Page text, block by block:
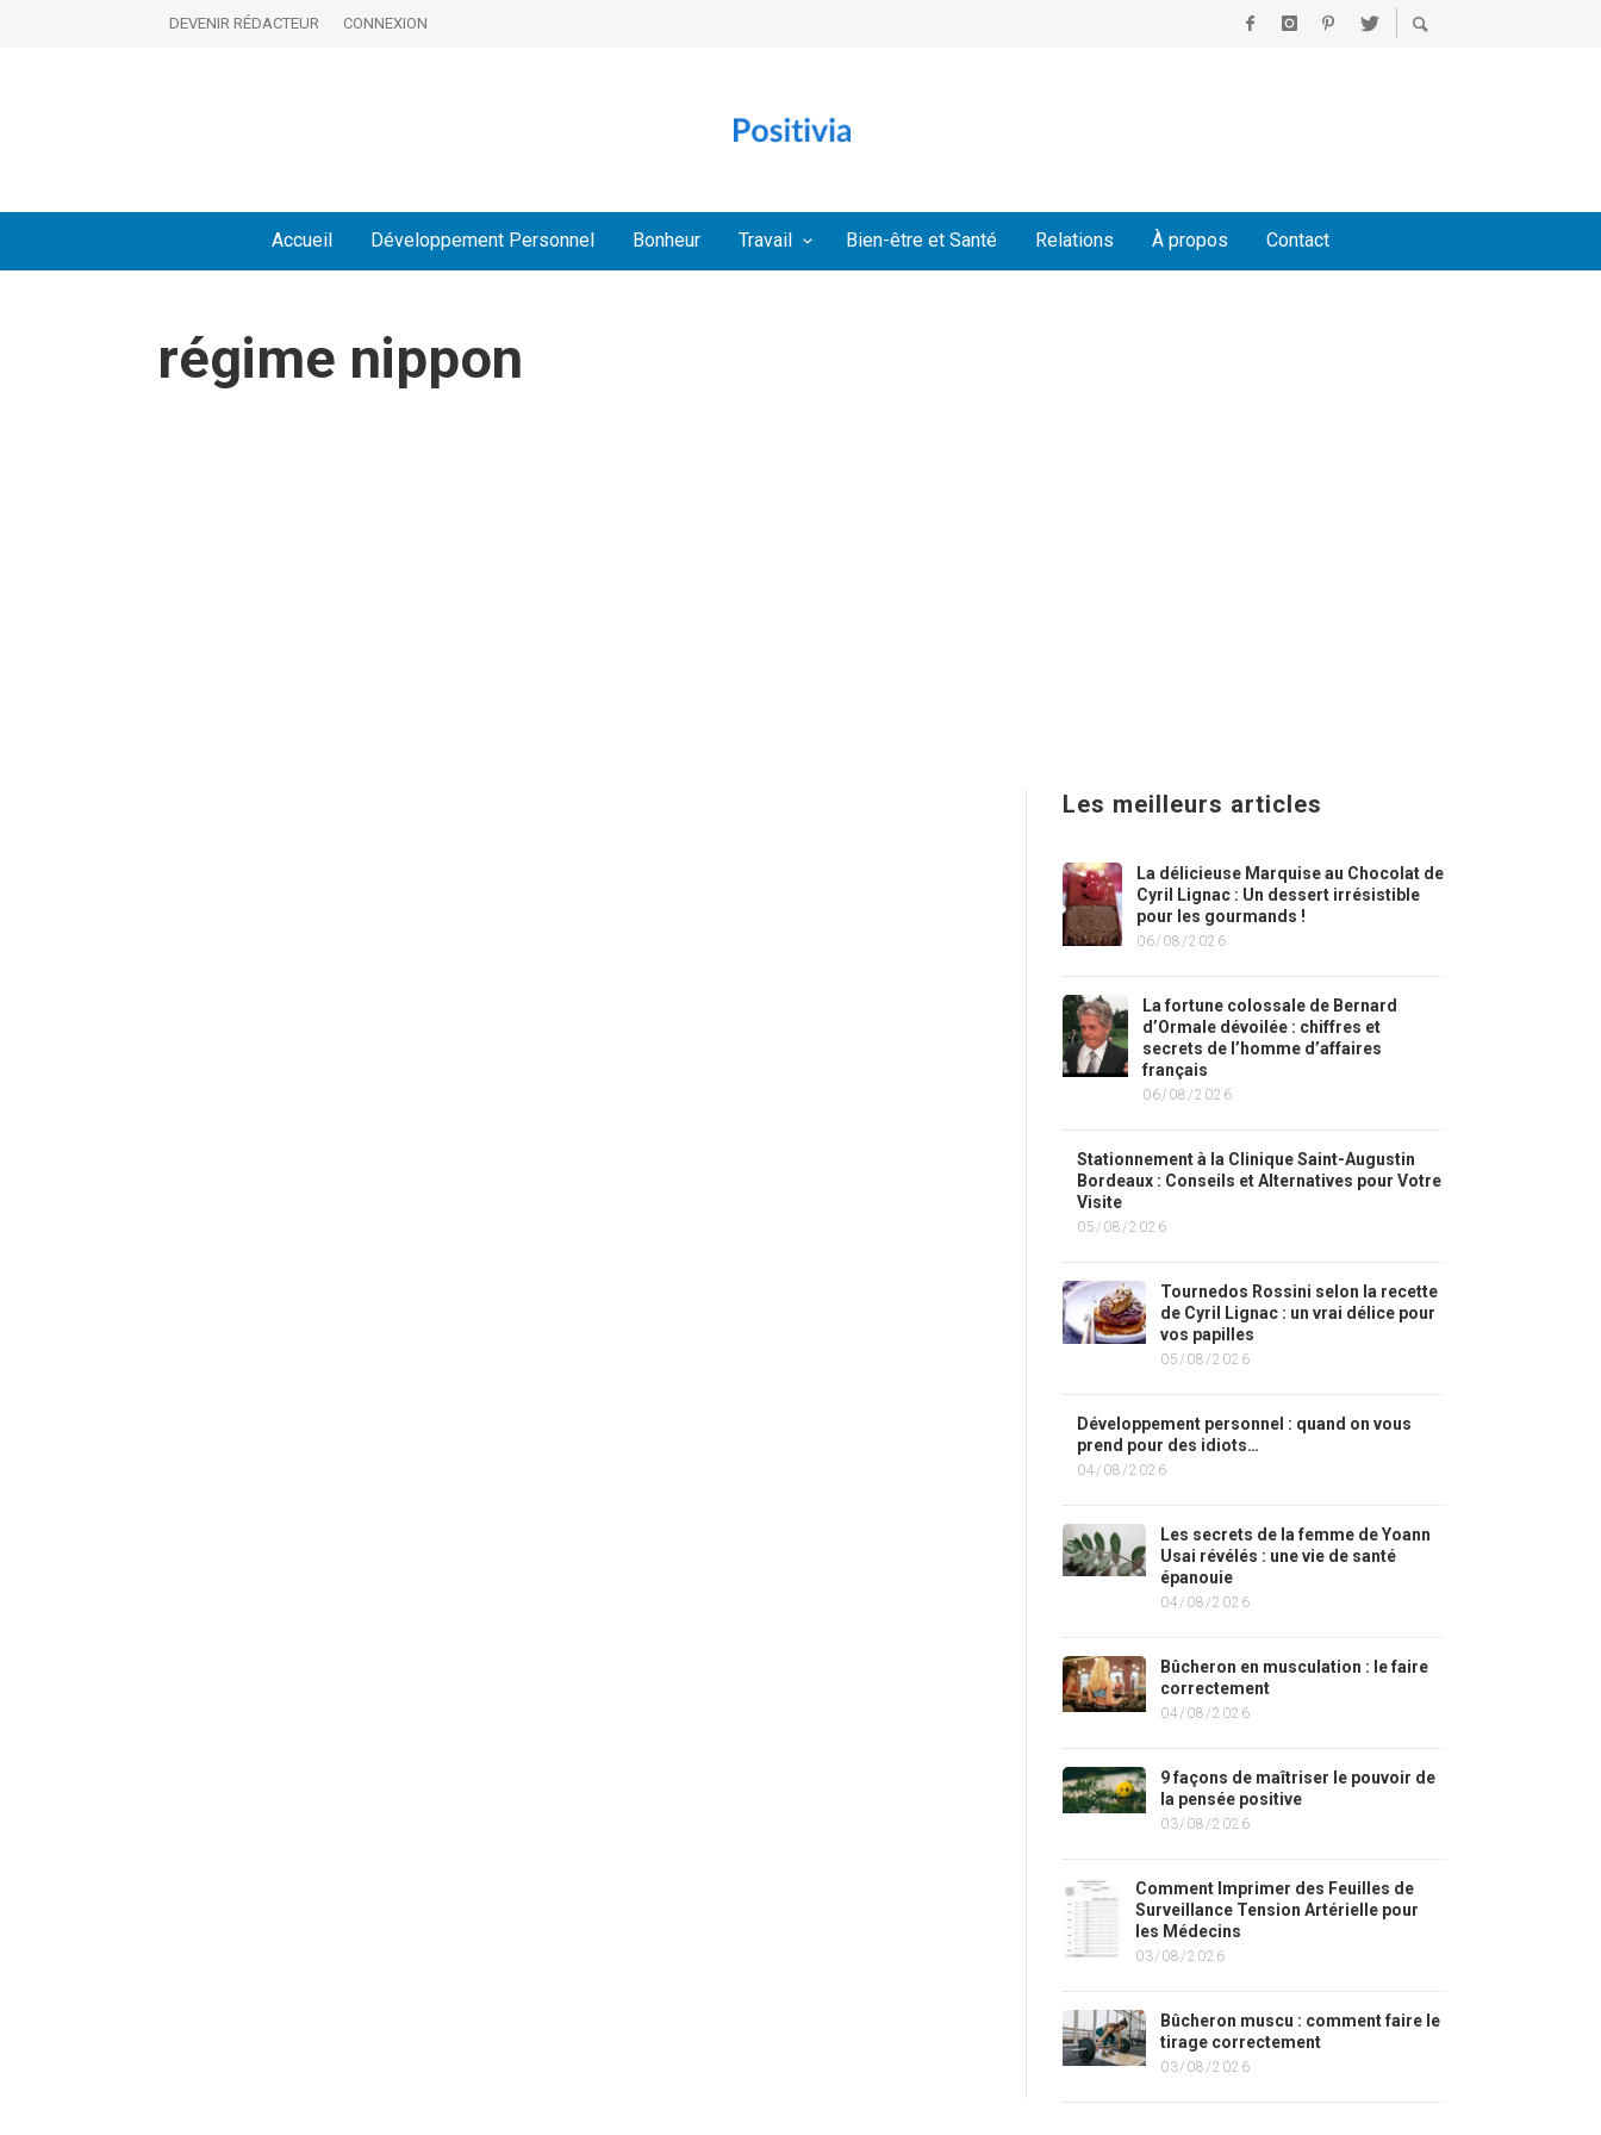
DEVENIR RÉDACTEUR CONNEXION
Accueil Développement Personnel Bonheur Travail Bien-être et Santé Relations À propos Contact
régime nippon
Les meilleurs articles
La délicieuse Marquise au Chocolat de
Cyril Lignac : Un dessert irrésistible
pour les gourmands !
06/08/2026
La fortune colossale de Bernard
d’Ormale dévoilée : chiffres et
secrets de l’homme d’affaires
français
06/08/2026
Stationnement à la Clinique Saint-Augustin
Bordeaux : Conseils et Alternatives pour Votre
Visite
05/08/2026
Tournedos Rossini selon la recette
de Cyril Lignac : un vrai délice pour
vos papilles
05/08/2026
Développement personnel : quand on vous
prend pour des idiots…
04/08/2026
Les secrets de la femme de Yoann
Usai révélés : une vie de santé
épanouie
04/08/2026
Bûcheron en musculation : le faire
correctement
04/08/2026
9 façons de maîtriser le pouvoir de
la pensée positive
03/08/2026
Comment Imprimer des Feuilles de
Surveillance Tension Artérielle pour
les Médecins
03/08/2026
Bûcheron muscu : comment faire le
tirage correctement
03/08/2026